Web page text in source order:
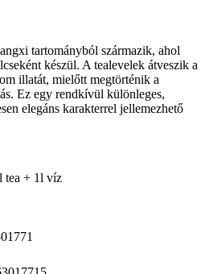
tartományból származik, ahol
készül. A tealevelek átveszik a
illatát, mielőtt megtörténik a
Ez egy rendkívül különleges,
elegáns karakterrel jellemezhető
tea + 1l víz